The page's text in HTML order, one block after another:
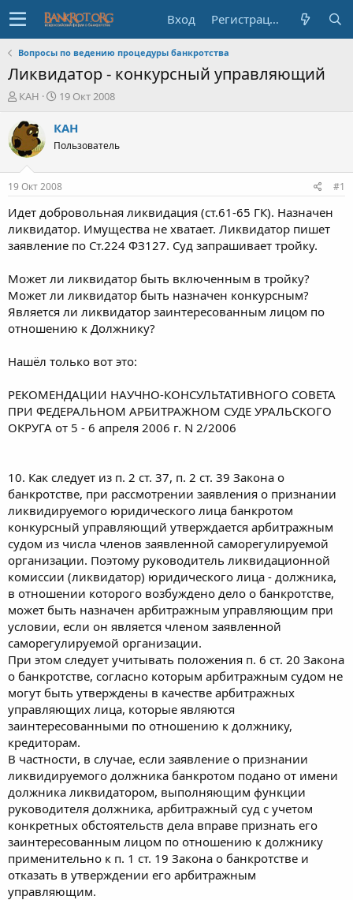
Вход Регистрация
Вопросы по ведению процедуры банкротства
Ликвидатор - конкурсный управляющий
А
т
о
р
е
м
ы
КАН
Д
т
н
ч
а
л
а
19 Окт 2008
КАН
Пользователь
19 Окт 2008 #1
Идет добровольная ликвидация (cт.61-65 ГК). Назначен
ликвидатор. Имущества не хватает. Ликвидатор пишет
заявление по Ст.224 ФЗ127. Суд запрашивает тройку.
Может ли ликвидатор быть включенным в тройку?
Может ли ликвидатор быть назначен конкурсным?
Является ли ликвидатор заинтересованным лицом по
отношению к Должнику?
Нашёл только вот это:
РЕКОМЕНДАЦИИ НАУЧНО-КОНСУЛЬТАТИВНОГО СОВЕТА
ПРИ ФЕДЕРАЛЬНОМ АРБИТРАЖНОМ СУДЕ УРАЛЬСКОГО
ОКРУГА от 5 - 6 апреля 2006 г. N 2/2006
10. Как следует из п. 2 ст. 37, п. 2 ст. 39 Закона о
банкротстве, при рассмотрении заявления о признании
ликвидируемого юридического лица банкротом
конкурсный управляющий утверждается арбитражным
судом из числа членов заявленной саморегулируемой
организации. Поэтому руководитель ликвидационной
комиссии (ликвидатор) юридического лица - должника,
в отношении которого возбуждено дело о банкротстве,
может быть назначен арбитражным управляющим при
условии, если он является членом заявленной
саморегулируемой организации.
При этом следует учитывать положения п. 6 ст. 20 Закона
о банкротстве, согласно которым арбитражным судом не
могут быть утверждены в качестве арбитражных
управляющих лица, которые являются
заинтересованными по отношению к должнику,
кредиторам.
В частности, в случае, если заявление о признании
ликвидируемого должника банкротом подано от имени
должника ликвидатором, выполняющим функции
руководителя должника, арбитражный суд с учетом
конкретных обстоятельств дела вправе признать его
заинтересованным лицом по отношению к должнику
применительно к п. 1 ст. 19 Закона о банкротстве и
отказать в утверждении его арбитражным
управляющим.